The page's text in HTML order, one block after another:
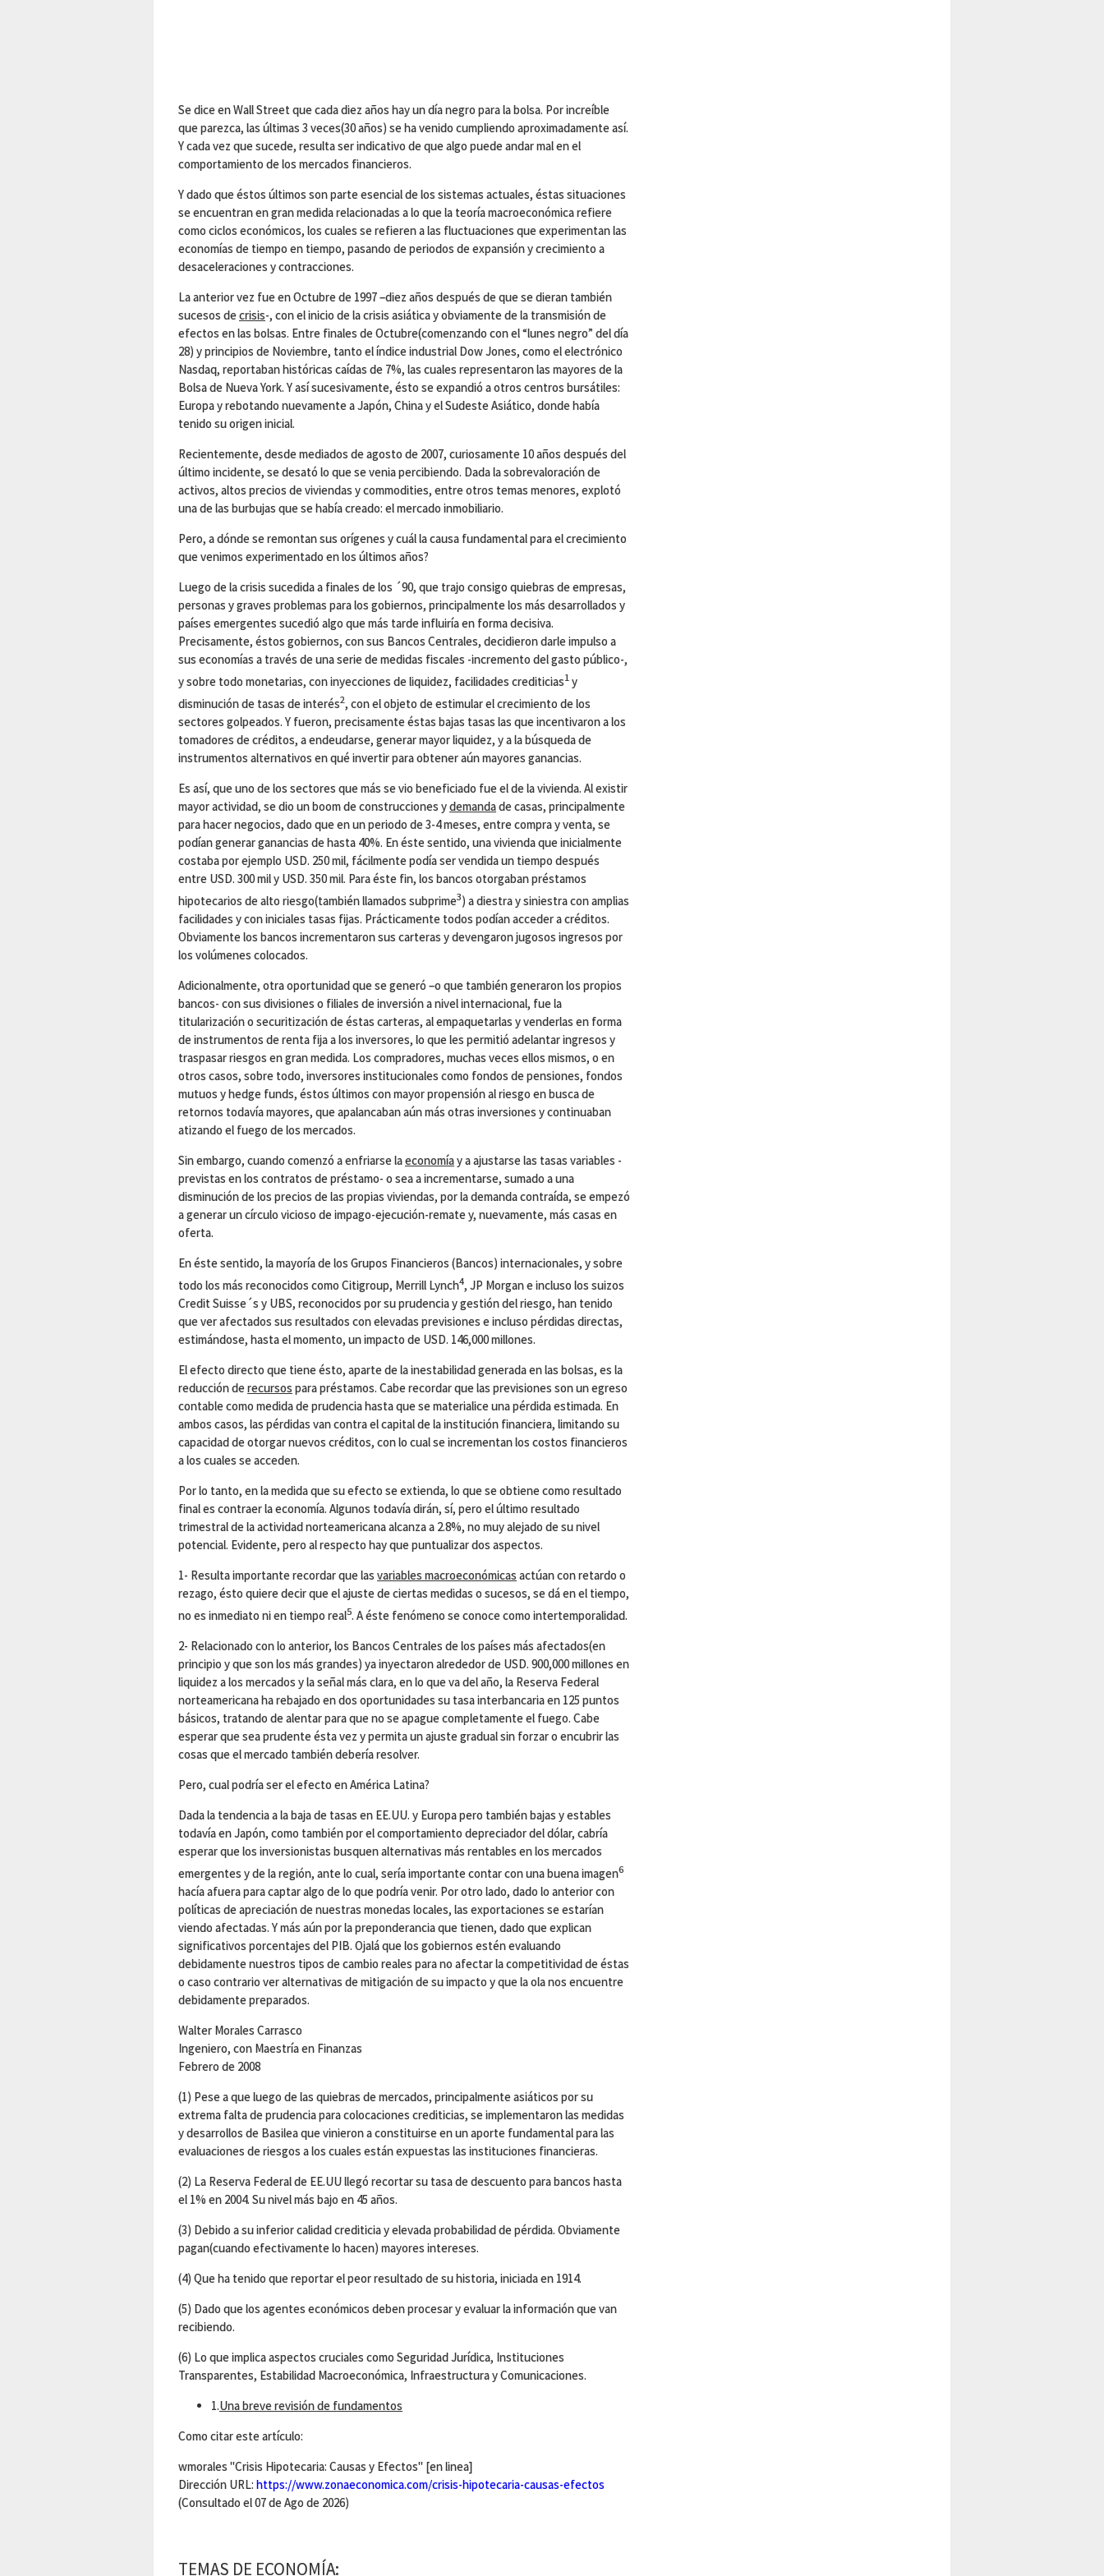
Se dice en Wall Street que cada diez años hay un día negro para la bolsa. Por increíble
que parezca, las últimas 3 veces(30 años) se ha venido cumpliendo aproximadamente así.
Y cada vez que sucede, resulta ser indicativo de que algo puede andar mal en el
comportamiento de los mercados financieros.
Y dado que éstos últimos son parte esencial de los sistemas actuales, éstas situaciones
se encuentran en gran medida relacionadas a lo que la teoría macroeconómica refiere
como ciclos económicos, los cuales se refieren a las fluctuaciones que experimentan las
economías de tiempo en tiempo, pasando de periodos de expansión y crecimiento a
desaceleraciones y contracciones.
La anterior vez fue en Octubre de 1997 –diez años después de que se dieran también
sucesos decrisis-, con el inicio de la crisis asiática y obviamente de la transmisión de
efectos en las bolsas. Entre finales de Octubre(comenzando con el “lunes negro” del día
28) y principios de Noviembre, tanto el índice industrial Dow Jones, como el electrónico
Nasdaq, reportaban históricas caídas de 7%, las cuales representaron las mayores de la
Bolsa de Nueva York. Y así sucesivamente, ésto se expandió a otros centros bursátiles:
Europa y rebotando nuevamente a Japón, China y el Sudeste Asiático, donde había
tenido su origen inicial.
Recientemente, desde mediados de agosto de 2007, curiosamente 10 años después del
último incidente, se desató lo que se venia percibiendo. Dada la sobrevaloración de
activos, altos precios de viviendas y commodities, entre otros temas menores, explotó
una de las burbujas que se había creado: el mercado inmobiliario.
Pero, a dónde se remontan sus orígenes y cuál la causa fundamental para el crecimiento
que venimos experimentado en los últimos años?
Luego de la crisis sucedida a finales de los ´90, que trajo consigo quiebras de empresas,
personas y graves problemas para los gobiernos, principalmente los más desarrollados y
países emergentes sucedió algo que más tarde influiría en forma decisiva.
Precisamente, éstos gobiernos, con sus Bancos Centrales, decidieron darle impulso a
sus economías a través de una serie de medidas fiscales -incremento del gasto público-,
y sobre todo monetarias, con inyecciones de liquidez, facilidades crediticias1 y
disminución de tasas de interés2, con el objeto de estimular el crecimiento de los
sectores golpeados. Y fueron, precisamente éstas bajas tasas las que incentivaron a los
tomadores de créditos, a endeudarse, generar mayor liquidez, y a la búsqueda de
instrumentos alternativos en qué invertir para obtener aún mayores ganancias.
Es así, que uno de los sectores que más se vio beneficiado fue el de la vivienda. Al existir
mayor actividad, se dio un boom de construcciones ydemandade casas, principalmente
para hacer negocios, dado que en un periodo de 3-4 meses, entre compra y venta, se
podían generar ganancias de hasta 40%. En éste sentido, una vivienda que inicialmente
costaba por ejemplo USD. 250 mil, fácilmente podía ser vendida un tiempo después
entre USD. 300 mil y USD. 350 mil. Para éste fin, los bancos otorgaban préstamos
hipotecarios de alto riesgo(también llamados subprime3) a diestra y siniestra con amplias
facilidades y con iniciales tasas fijas. Prácticamente todos podían acceder a créditos.
Obviamente los bancos incrementaron sus carteras y devengaron jugosos ingresos por
los volúmenes colocados.
Adicionalmente, otra oportunidad que se generó –o que también generaron los propios
bancos- con sus divisiones o filiales de inversión a nivel internacional, fue la
titularización o securitización de éstas carteras, al empaquetarlas y venderlas en forma
de instrumentos de renta fija a los inversores, lo que les permitió adelantar ingresos y
traspasar riesgos en gran medida. Los compradores, muchas veces ellos mismos, o en
otros casos, sobre todo, inversores institucionales como fondos de pensiones, fondos
mutuos y hedge funds, éstos últimos con mayor propensión al riesgo en busca de
retornos todavía mayores, que apalancaban aún más otras inversiones y continuaban
atizando el fuego de los mercados.
Sin embargo, cuando comenzó a enfriarse laeconomíay a ajustarse las tasas variables -
previstas en los contratos de préstamo- o sea a incrementarse, sumado a una
disminución de los precios de las propias viviendas, por la demanda contraída, se empezó
a generar un círculo vicioso de impago-ejecución-remate y, nuevamente, más casas en
oferta.
En éste sentido, la mayoría de los Grupos Financieros (Bancos) internacionales, y sobre
todo los más reconocidos como Citigroup, Merrill Lynch4, JP Morgan e incluso los suizos
Credit Suisse´s y UBS, reconocidos por su prudencia y gestión del riesgo, han tenido
que ver afectados sus resultados con elevadas previsiones e incluso pérdidas directas,
estimándose, hasta el momento, un impacto de USD. 146,000 millones.
El efecto directo que tiene ésto, aparte de la inestabilidad generada en las bolsas, es la
reducción derecursos para préstamos. Cabe recordar que las previsiones son un egreso
contable como medida de prudencia hasta que se materialice una pérdida estimada. En
ambos casos, las pérdidas van contra el capital de la institución financiera, limitando su
capacidad de otorgar nuevos créditos, con lo cual se incrementan los costos financieros
a los cuales se acceden.
Por lo tanto, en la medida que su efecto se extienda, lo que se obtiene como resultado
final es contraer la economía. Algunos todavía dirán, sí, pero el último resultado
trimestral de la actividad norteamericana alcanza a 2.8%, no muy alejado de su nivel
potencial. Evidente, pero al respecto hay que puntualizar dos aspectos.
1- Resulta importante recordar que las variables macroeconómicas actúan con retardo o
rezago, ésto quiere decir que el ajuste de ciertas medidas o sucesos, se dá en el tiempo,
no es inmediato ni en tiempo real5. A éste fenómeno se conoce como intertemporalidad.
2- Relacionado con lo anterior, los Bancos Centrales de los países más afectados(en
principio y que son los más grandes) ya inyectaron alrededor de USD. 900,000 millones en
liquidez a los mercados y la señal más clara, en lo que va del año, la Reserva Federal
norteamericana ha rebajado en dos oportunidades su tasa interbancaria en 125 puntos
básicos, tratando de alentar para que no se apague completamente el fuego. Cabe
esperar que sea prudente ésta vez y permita un ajuste gradual sin forzar o encubrir las
cosas que el mercado también debería resolver.
Pero, cual podría ser el efecto en América Latina?
Dada la tendencia a la baja de tasas en EE.UU. y Europa pero también bajas y estables
todavía en Japón, como también por el comportamiento depreciador del dólar, cabría
esperar que los inversionistas busquen alternativas más rentables en los mercados
emergentes y de la región, ante lo cual, sería importante contar con una buena imagen6
hacía afuera para captar algo de lo que podría venir. Por otro lado, dado lo anterior con
políticas de apreciación de nuestras monedas locales, las exportaciones se estarían
viendo afectadas. Y más aún por la preponderancia que tienen, dado que explican
significativos porcentajes del PIB. Ojalá que los gobiernos estén evaluando
debidamente nuestros tipos de cambio reales para no afectar la competitividad de éstas
o caso contrario ver alternativas de mitigación de su impacto y que la ola nos encuentre
debidamente preparados.
Walter Morales Carrasco
Ingeniero, con Maestría en Finanzas
Febrero de 2008
(1) Pese a que luego de las quiebras de mercados, principalmente asiáticos por su
extrema falta de prudencia para colocaciones crediticias, se implementaron las medidas
y desarrollos de Basilea que vinieron a constituirse en un aporte fundamental para las
evaluaciones de riesgos a los cuales están expuestas las instituciones financieras.
(2) La Reserva Federal de EE.UU llegó recortar su tasa de descuento para bancos hasta
el 1% en 2004. Su nivel más bajo en 45 años.
(3) Debido a su inferior calidad crediticia y elevada probabilidad de pérdida. Obviamente
pagan(cuando efectivamente lo hacen) mayores intereses.
(4) Que ha tenido que reportar el peor resultado de su historia, iniciada en 1914.
(5) Dado que los agentes económicos deben procesar y evaluar la información que van
recibiendo.
(6) Lo que implica aspectos cruciales como Seguridad Jurídica, Instituciones
Transparentes, Estabilidad Macroeconómica, Infraestructura y Comunicaciones.
1.Una breve revisión de fundamentos
Como citar este artículo:
wmorales "Crisis Hipotecaria: Causas y Efectos" [en linea]
Dirección URL: https://www.zonaeconomica.com/crisis-hipotecaria-causas-efectos
(Consultado el 07 de Ago de 2026)
TEMAS DE ECONOMÍA: